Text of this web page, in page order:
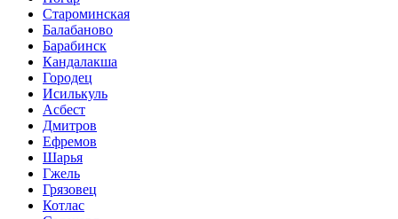
Староминская
Балабаново
Барабинск
Кандалакша
Городец
Исилькуль
Асбест
Дмитров
Ефремов
Шарья
Гжель
Грязовец
Котлас